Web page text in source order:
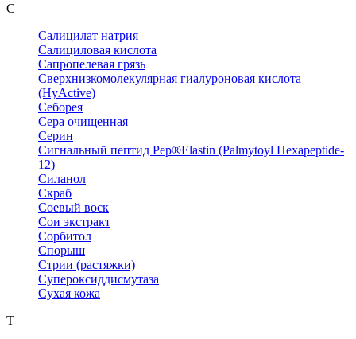
С
Салицилат натрия
Салициловая кислота
Сапропелевая грязь
Сверхнизкомолекулярная гиалуроновая кислота
(HyActive)
Себорея
Сера очищенная
Серин
Сигнальный пептид Pep®Elastin (Palmytoyl Hexapeptide-
12)
Силанол
Скраб
Соевый воск
Сои экстракт
Сорбитол
Спорыш
Стрии (растяжки)
Супероксиддисмутаза
Сухая кожа
Т